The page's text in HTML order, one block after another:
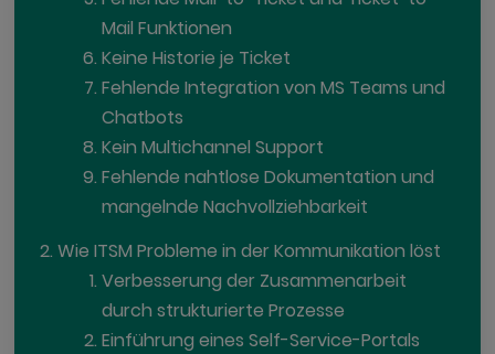
Mail Funktionen
Keine Historie je Ticket
Fehlende Integration von MS Teams und
Chatbots
Kein Multichannel Support
Fehlende nahtlose Dokumentation und
mangelnde Nachvollziehbarkeit
Wie ITSM Probleme in der Kommunikation löst
Verbesserung der Zusammenarbeit
durch strukturierte Prozesse
Einführung eines Self-Service-Portals